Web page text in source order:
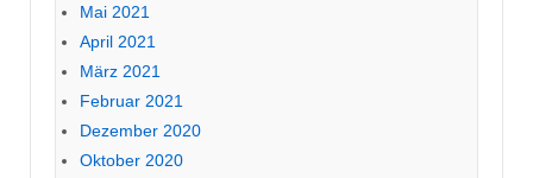
Mai 2021
April 2021
März 2021
Februar 2021
Dezember 2020
Oktober 2020